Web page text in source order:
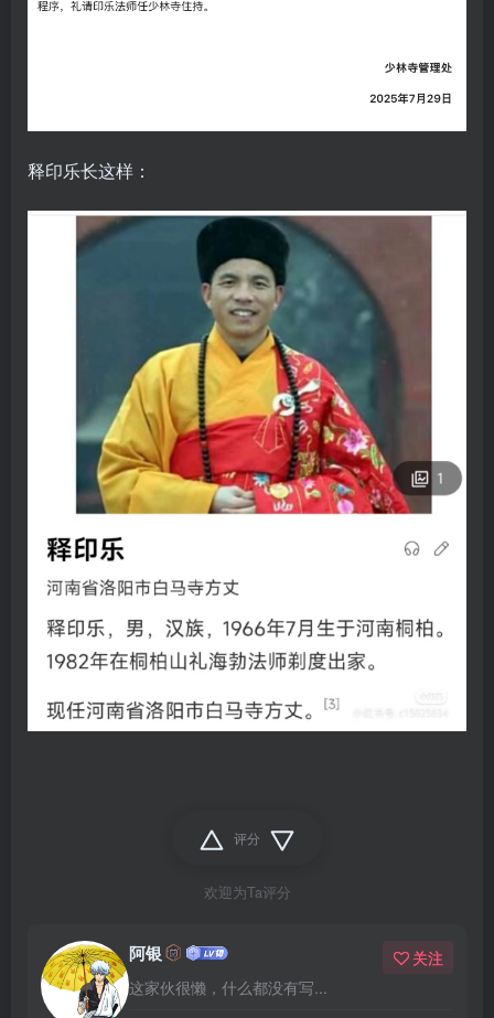
释印乐长这样：
评分
欢迎为Ta评分
阿银
这家伙很懒，什么都没有写...
关注